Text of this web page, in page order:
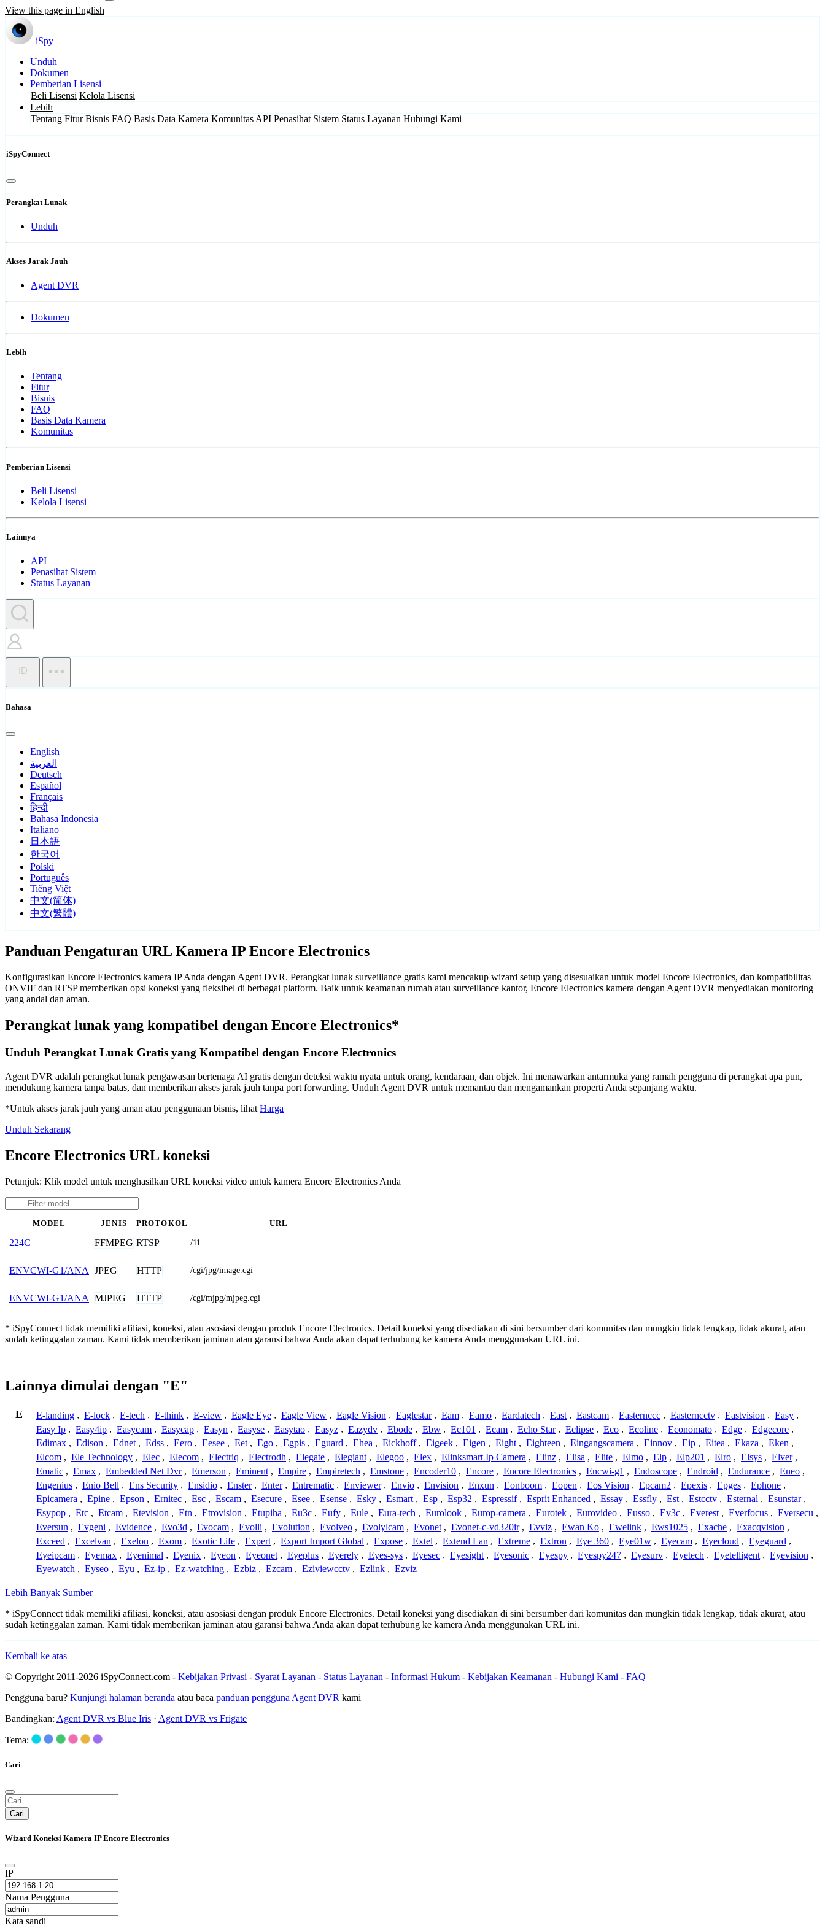
View this page in English
iSpy
Unduh
Dokumen
Pemberian Lisensi
Beli Lisensi Kelola Lisensi
Lebih
Tentang Fitur Bisnis FAQ Basis Data Kamera Komunitas API Penasihat Sistem Status Layanan Hubungi Kami
iSpyConnect
Perangkat Lunak
Unduh
Akses Jarak Jauh
Agent DVR
Dokumen
Lebih
Tentang
Fitur
Bisnis
FAQ
Basis Data Kamera
Komunitas
Pemberian Lisensi
Beli Lisensi
Kelola Lisensi
Lainnya
API
Penasihat Sistem
Status Layanan
ID
Bahasa
English
العربية
Deutsch
Español
Français
हिन्दी
Bahasa Indonesia
Italiano
日本語
한국어
Polski
Português
Tiếng Việt
中文(简体)
中文(繁體)
Panduan Pengaturan URL Kamera IP Encore Electronics
Konfigurasikan Encore Electronics kamera IP Anda dengan Agent DVR. Perangkat lunak surveillance gratis kami mencakup wizard setup yang disesuaikan untuk model Encore Electronics, dan kompatibilitas
ONVIF dan RTSP memberikan opsi koneksi yang fleksibel di berbagai platform. Baik untuk keamanan rumah atau surveillance kantor, Encore Electronics kamera dengan Agent DVR menyediakan monitoring
yang andal dan aman.
Perangkat lunak yang kompatibel dengan Encore Electronics*
Unduh Perangkat Lunak Gratis yang Kompatibel dengan Encore Electronics
Agent DVR adalah perangkat lunak pengawasan bertenaga AI gratis dengan deteksi waktu nyata untuk orang, kendaraan, dan objek. Ini menawarkan antarmuka yang ramah pengguna di perangkat apa pun,
mendukung kamera tanpa batas, dan memberikan akses jarak jauh tanpa port forwarding. Unduh Agent DVR untuk memantau dan mengamankan properti Anda sepanjang waktu.
*Untuk akses jarak jauh yang aman atau penggunaan bisnis, lihat Harga
Unduh Sekarang
Encore Electronics URL koneksi
Petunjuk: Klik model untuk menghasilkan URL koneksi video untuk kamera Encore Electronics Anda
MODEL JENIS PROTOKOL URL
224C FFMPEG RTSP /11
ENVCWI-G1/ANA JPEG HTTP /cgi/jpg/image.cgi
ENVCWI-G1/ANA MJPEG HTTP /cgi/mjpg/mjpeg.cgi
* iSpyConnect tidak memiliki afiliasi, koneksi, atau asosiasi dengan produk Encore Electronics. Detail koneksi yang disediakan di sini bersumber dari komunitas dan mungkin tidak lengkap, tidak akurat, atau
sudah ketinggalan zaman. Kami tidak memberikan jaminan atau garansi bahwa Anda akan dapat terhubung ke kamera Anda menggunakan URL ini.
Lainnya dimulai dengan "E"
E E-landing , E-lock , E-tech , E-think , E-view , Eagle Eye , Eagle View , Eagle Vision , Eaglestar , Eam , Eamo , Eardatech , East , Eastcam , Easternccc , Easterncctv , Eastvision , Easy ,
Easy Ip , Easy4ip , Easycam , Easycap , Easyn , Easyse , Easytao , Easyz , Eazydv , Ebode , Ebw , Ec101 , Ecam , Echo Star , Eclipse , Eco , Ecoline , Economato , Edge , Edgecore ,
Edimax , Edison , Ednet , Edss , Eero , Eesee , Eet , Ego , Egpis , Eguard , Ehea , Eickhoff , Eigeek , Eigen , Eight , Eighteen , Eingangscamera , Einnov , Eip , Eitea , Ekaza , Eken ,
Elcom , Ele Technology , Elec , Elecom , Electriq , Electrodh , Elegate , Elegiant , Elegoo , Elex , Elinksmart Ip Camera , Elinz , Elisa , Elite , Elmo , Elp , Elp201 , Elro , Elsys , Elver ,
Ematic , Emax , Embedded Net Dvr , Emerson , Eminent , Empire , Empiretech , Emstone , Encoder10 , Encore , Encore Electronics , Encwi-g1 , Endoscope , Endroid , Endurance , Eneo ,
Engenius , Enio Bell , Ens Security , Ensidio , Enster , Enter , Entrematic , Enviewer , Envio , Envision , Enxun , Eonboom , Eopen , Eos Vision , Epcam2 , Epexis , Epges , Ephone ,
Epicamera , Epine , Epson , Ernitec , Esc , Escam , Esecure , Esee , Esense , Esky , Esmart , Esp , Esp32 , Espressif , Esprit Enhanced , Essay , Essfly , Est , Estcctv , Esternal , Esunstar ,
Esypop , Etc , Etcam , Etevision , Etn , Etrovision , Etupiha , Eu3c , Eufy , Eule , Eura-tech , Eurolook , Europ-camera , Eurotek , Eurovideo , Eusso , Ev3c , Everest , Everfocus , Eversecu ,
Eversun , Evgeni , Evidence , Evo3d , Evocam , Evolli , Evolution , Evolveo , Evolylcam , Evonet , Evonet-c-vd320ir , Evviz , Ewan Ko , Ewelink , Ews1025 , Exache , Exacqvision ,
Exceed , Excelvan , Exelon , Exom , Exotic Life , Expert , Export Import Global , Expose , Extel , Extend Lan , Extreme , Extron , Eye 360 , Eye01w , Eyecam , Eyecloud , Eyeguard ,
Eyeipcam , Eyemax , Eyenimal , Eyenix , Eyeon , Eyeonet , Eyeplus , Eyerely , Eyes-sys , Eyesec , Eyesight , Eyesonic , Eyespy , Eyespy247 , Eyesurv , Eyetech , Eyetelligent , Eyevision ,
Eyewatch , Eyseo , Eyu , Ez-ip , Ez-watching , Ezbiz , Ezcam , Eziviewcctv , Ezlink , Ezviz
Lebih Banyak Sumber
* iSpyConnect tidak memiliki afiliasi, koneksi, atau asosiasi dengan produk Encore Electronics. Detail koneksi yang disediakan di sini bersumber dari komunitas dan mungkin tidak lengkap, tidak akurat, atau
sudah ketinggalan zaman. Kami tidak memberikan jaminan atau garansi bahwa Anda akan dapat terhubung ke kamera Anda menggunakan URL ini.
Kembali ke atas
© Copyright 2011-2026 iSpyConnect.com - Kebijakan Privasi - Syarat Layanan - Status Layanan - Informasi Hukum - Kebijakan Keamanan - Hubungi Kami - FAQ
Pengguna baru? Kunjungi halaman beranda atau baca panduan pengguna Agent DVR kami
Bandingkan: Agent DVR vs Blue Iris · Agent DVR vs Frigate
Tema:
Cari
Cari
Wizard Koneksi Kamera IP Encore Electronics
IP
Nama Pengguna
Kata sandi